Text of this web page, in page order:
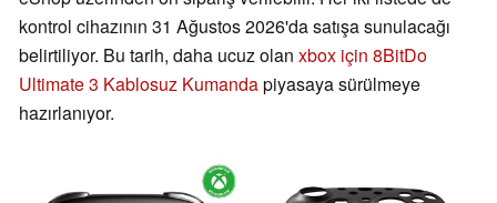
kontrol cihazının 31 Ağustos 2026'da satışa sunulacağı
belirtiliyor. Bu tarih, daha ucuz olan xbox için 8BitDo
Ultimate 3 Kablosuz Kumandapiyasaya sürülmeye
hazırlanıyor.